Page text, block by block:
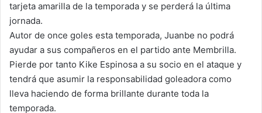
tarjeta amarilla de la temporada y se perderá la última
jornada.
Autor de once goles esta temporada, Juanbe no podrá
ayudar a sus compañeros en el partido ante Membrilla.
Pierde por tanto Kike Espinosa a su socio en el ataque y
tendrá que asumir la responsabilidad goleadora como
lleva haciendo de forma brillante durante toda la
temporada.